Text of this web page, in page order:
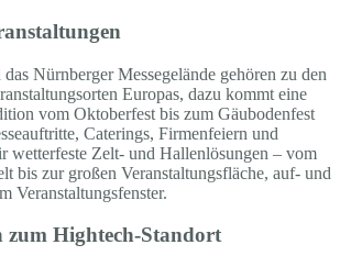
Nürnberger Messegelände gehören zu den
Europas, dazu kommt eine
vom Oktoberfest bis zum Gäubodenfest
Caterings, Firmenfeiern und
wetterfeste Zelt- und Hallenlösungen – vom
bis zur großen Veranstaltungsfläche, auf- und
Veranstaltungsfenster.
zum Hightech-Standort